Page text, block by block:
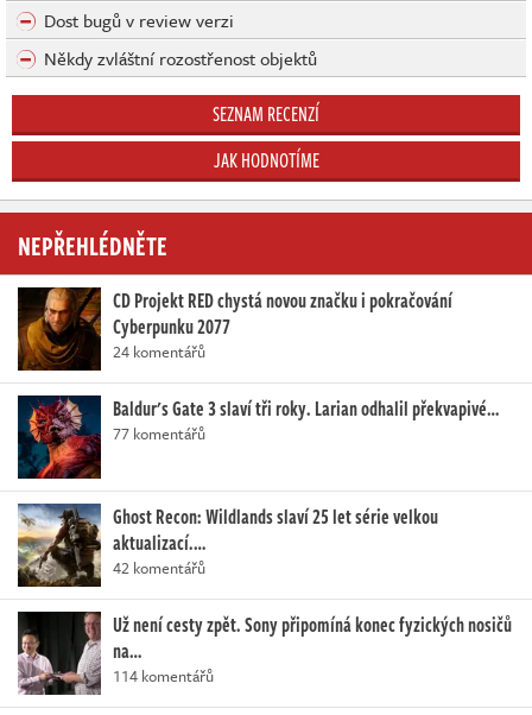
Dost bugů v review verzi
Někdy zvláštní rozostřenost objektů
SEZNAM RECENZÍ
JAK HODNOTÍME
NEPŘEHLÉDNĚTE
CD Projekt RED chystá novou značku i pokračování
Cyberpunku 2077
24 komentářů
Baldur's Gate 3 slaví tři roky. Larian odhalil překvapivé…
77 komentářů
Ghost Recon: Wildlands slaví 25 let série velkou
aktualizací.…
42 komentářů
Už není cesty zpět. Sony připomíná konec fyzických nosičů
na…
114 komentářů